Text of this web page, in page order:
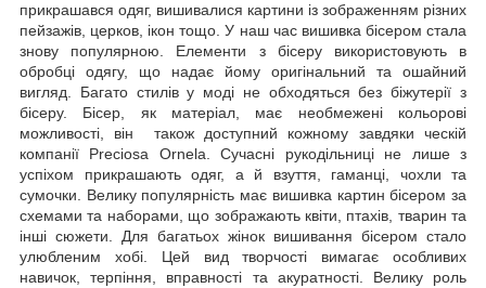
прикрашався одяг, вишивалися картини із зображенням різних
пейзажів, церков, ікон тощо. У наш час вишивка бісером стала
знову популярною. Елементи з бісеру використовують в
обробці одягу, що надає йому оригінальний та ошайний
вигляд. Багато стилів у моді не обходяться без біжутерії з
бісеру. Бісер, як матеріал, має необмежені кольорові
можливості, він також доступний кожному завдяки ческій
компанії Preciosa Ornela. Сучасні рукодільниці не лише з
успіхом прикрашають одяг, а й взуття, гаманці, чохли та
сумочки. Велику популярність має вишивка картин бісером за
схемами та наборами, що зображають квіти, птахів, тварин та
інші сюжети. Для багатьох жінок вишивання бісером стало
улюбленим хобі. Цей вид творчості вимагає особливих
навичок, терпіння, вправності та акуратності. Велику роль